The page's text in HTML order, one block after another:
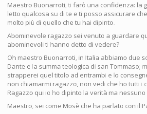
Maestro Buonarroti, ti farò una confidenza: la
letto qualcosa su di te e ti posso assicurare
molto più di quello che tu hai dipinto.
Abominevole ragazzo sei venuto a guardare
abominevoli ti hanno detto di vedere?
Oh maestro Buonarroti, in Italia abbiamo due
Dante e la summa teologica di san Tommaso;
strapperei quel titolo ad entrambi e lo
non chiamarmi ragazzo, non vedi che ho tutti i
Ragazzo qui io ho dipinto la verità ma
Maestro, sei come Mosè che ha parlato con il